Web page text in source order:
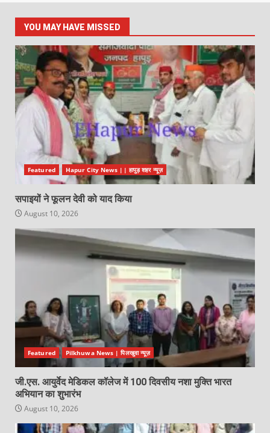
YOU MAY HAVE MISSED
Featured Hapur City News || हापुड़ शहर न्यूज़
सपाइयों ने फूलन देवी को याद किया
August 10, 2026
Featured Pilkhuwa News | पिलखुवा न्यूज़
जी.एस. आयुर्वेद मेडिकल कॉलेज में 100 दिवसीय नशा मुक्ति भारत
अभियान का शुभारंभ
August 10, 2026